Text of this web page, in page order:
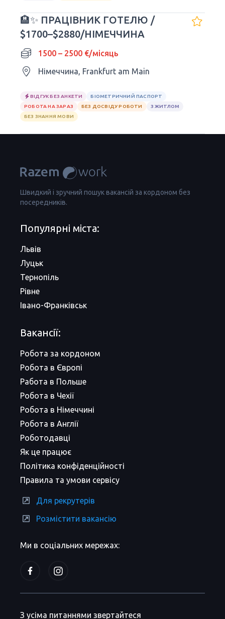
🏨✨ ПРАЦІВНИК ГОТЕЛЮ /
$1700–$2880/НІМЕЧЧИНА
1500 – 2500 €/місяць
Німеччина, Frankfurt am Main
ВІДГУК БЕЗ АНКЕТИ
БІОМЕТРИЧНИЙ ПАСПОРТ
РОБОТА НА ЗАРАЗ
БЕЗ ДОСВІДУ РОБОТИ
З ЖИТЛОМ
БЕЗ ЗНАННЯ МОВИ
Швидкий і зручний пошук вакансій за кордоном без
посередників.
Ми в соціальних мережах:
Популярні міста:
Львів
Луцьк
Тернопіль
Рівне
Івано-Франківськ
Вакансії:
Робота за кордоном
Робота в Європі
Работа в Польше
Робота в Чехії
Робота в Німеччині
Робота в Англії
Роботодавці
Як це працює
Політика конфіденційності
Правила та умови сервісу
Для рекрутерів
Розмістити вакансію
З усіма питаннями звертайтеся